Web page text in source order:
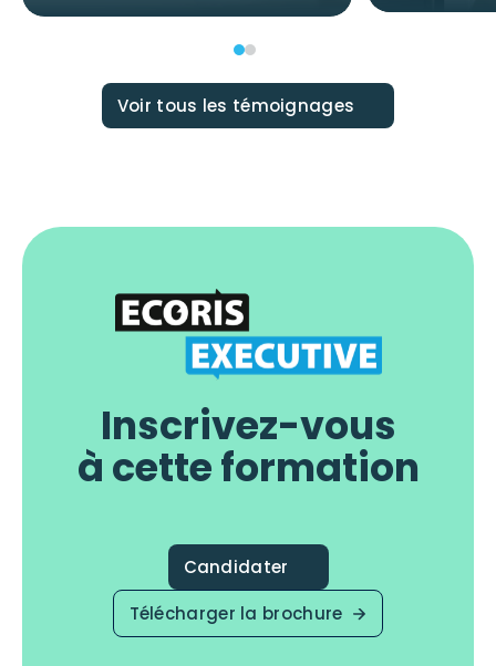
Voir tous les témoignages
Inscrivez-vous
à cette formation
Candidater
Télécharger la brochure